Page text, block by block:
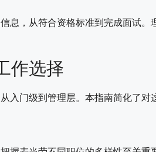
息，从符合资格标准到完成面试
作选择
入门级到管理层。本指南简化了对